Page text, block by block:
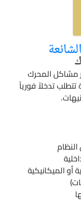
مشاكل المحرك
تدخلاً فورياً
أو الميكانيكية